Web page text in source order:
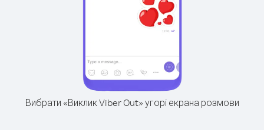
Вибрати «Виклик Viber Out» угорі екрана розмови